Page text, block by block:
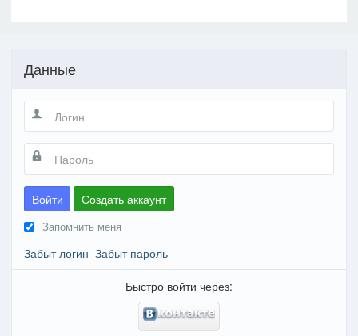
Данные
Войти Создать аккаунт
Запомнить меня
Забыт логин Забыт пароль
Быстро войти через: